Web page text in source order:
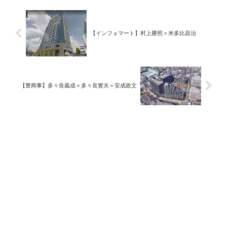
【インフォマート】村上勝照＝米多比昌治
【豊商事】多々良義成＝多々良實夫＝安成政文